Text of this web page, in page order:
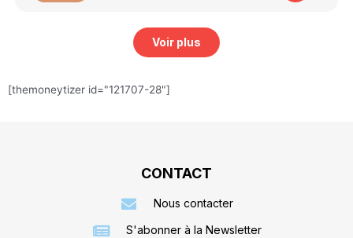
Voir plus
[themoneytizer id="121707-28"]
CONTACT
Nous contacter
S'abonner à la Newsletter